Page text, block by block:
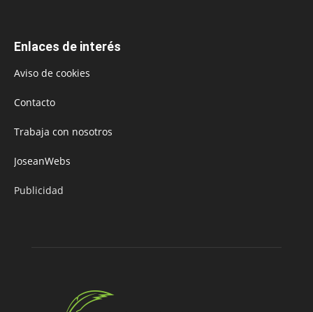
Enlaces de interés
Aviso de cookies
Contacto
Trabaja con nosotros
JoseanWebs
Publicidad